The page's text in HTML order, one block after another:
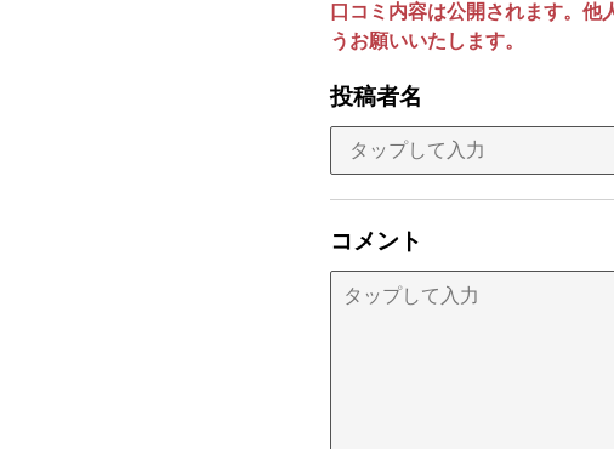
口コミ内容は公開されます。他
うお願いいたします。
投稿者名
コメント